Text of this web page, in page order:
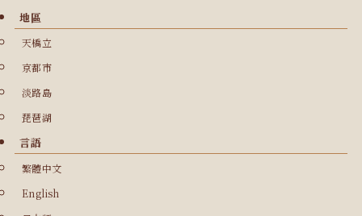
地區
天橋立
京都市
淡路島
琵琶湖
言語
繁體中文
English